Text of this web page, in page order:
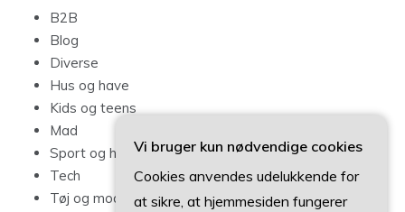
B2B
Blog
Diverse
Hus og have
Kids og teens
Mad
Sport og hobby
Tech
Tøj og mode
Vi bruger kun nødvendige cookies
Cookies anvendes udelukkende for
at sikre, at hjemmesiden fungerer